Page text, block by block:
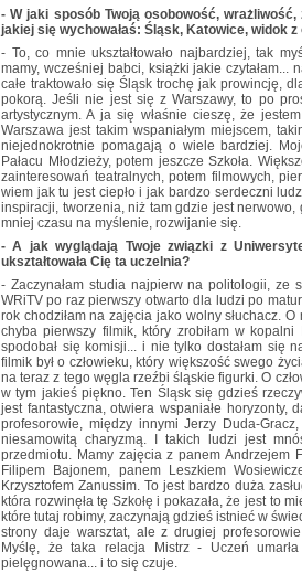
- W jaki sposób Twoją osobowość,
jakiej się wychowałaś: Śląsk, Katowice, widok z
- To, co mnie ukształtowało najbardziej, tak
mamy, wcześniej babci, książki jakie
całe traktowało się Śląsk trochę jak prowincję,
pokorą. Jeśli nie jest się z Warszawy, to po
artystycznym. A ja się właśnie cieszę, że
Warszawa jest takim wspaniałym miejscem,
niejednokrotnie pomagają o wiele bardziej.
Pałacu Młodzieży, potem jeszcze Szkoła.
zainteresowań teatralnych, potem filmowych,
wiem jak tu jest ciepło i jak bardzo serdeczni
inspiracji, tworzenia, niż tam gdzie jest
mniej czasu na myślenie, rozwijanie się.
- A jak wyglądają Twoje związki z
ukształtowała Cię ta uczelnia?
- Zaczynałam studia najpierw na politologii, ze
WRiTV po raz pierwszy otwarto dla ludzi po
rok chodziłam na zajęcia jako wolny słuchacz.
chyba pierwszy filmik, który zrobiłam w
spodobał się komisji... i nie tylko dostałam się
filmik był o człowieku, który większość swego
na teraz z tego węgla rzeźbi śląskie figurki. O
w tym jakieś piękno. Ten Śląsk się gdzieś
jest fantastyczna, otwiera wspaniałe
profesorowie, między innymi Jerzy Duda-
niesamowitą charyzmą. I takich ludzi jest
przedmiotu. Mamy zajęcia z panem Andrzejem
Filipem Bajonem, panem Leszkiem
Krzysztofem Zanussim. To jest bardzo duża
która rozwinęła tę Szkołę i pokazała, że jest to
które tutaj robimy, zaczynają gdzieś istnieć w
strony daje warsztat, ale z drugiej
Myślę, że taka relacja Mistrz - Uczeń
pielęgnowana... i to się czuje.